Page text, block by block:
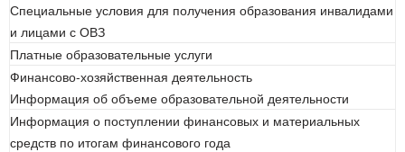
Специальные условия для получения образования инвалидами
и лицами с ОВЗ
Платные образовательные услуги
Финансово-хозяйственная деятельность
Информация об объеме образовательной деятельности
Информация о поступлении финансовых и материальных
средств по итогам финансового года